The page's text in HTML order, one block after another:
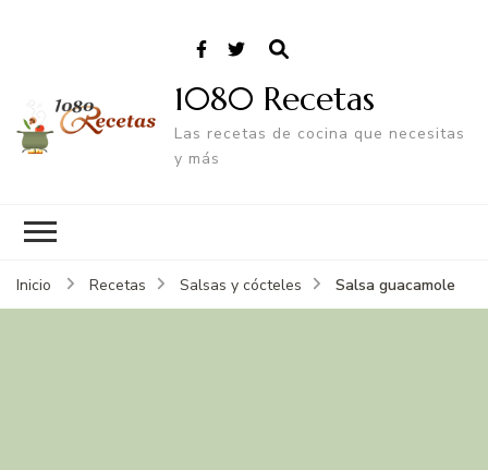
1080 Recetas
Las recetas de cocina que necesitas
y más
Inicio Recetas Salsas y cócteles Salsa guacamole